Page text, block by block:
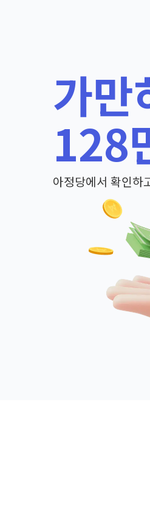
가만
128
아정당에서 확인하